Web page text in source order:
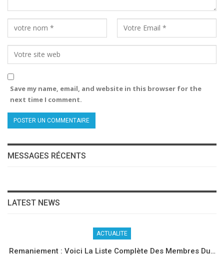
Save my name, email, and website in this browser for the
next time I comment.
MESSAGES RÉCENTS
LATEST NEWS
ACTUALITE
Remaniement : Voici La Liste Complète Des Membres Du…